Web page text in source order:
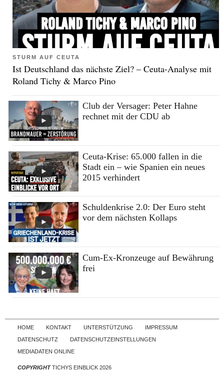
STURM AUF CEUTA
Ist Deutschland das nächste Ziel? – Ceuta-Analyse mit
Roland Tichy & Marco Pino
Club der Versager: Peter Hahne
rechnet mit der CDU ab
Ceuta-Krise: 65.000 fallen in die
Stadt ein – wie Spanien ein neues
2015 verhindert
Schuldenkrise 2.0: Der Euro steht
vor dem nächsten Kollaps
Cum-Ex-Kronzeuge auf Bewährung
frei
Skip to content
HOME KONTAKT UNTERSTÜTZUNG
IMPRESSUM
DATENSCHUTZ
DATENSCHUTZEINSTELLUNGEN
MEDIADATEN ONLINE
COPYRIGHTTICHYS EINBLICK 2026